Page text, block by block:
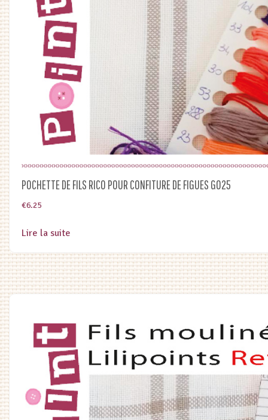
POCHETTE DE FILS RICO POUR CONFITURE DE FIGUES G025
€6.25
Lire la suite